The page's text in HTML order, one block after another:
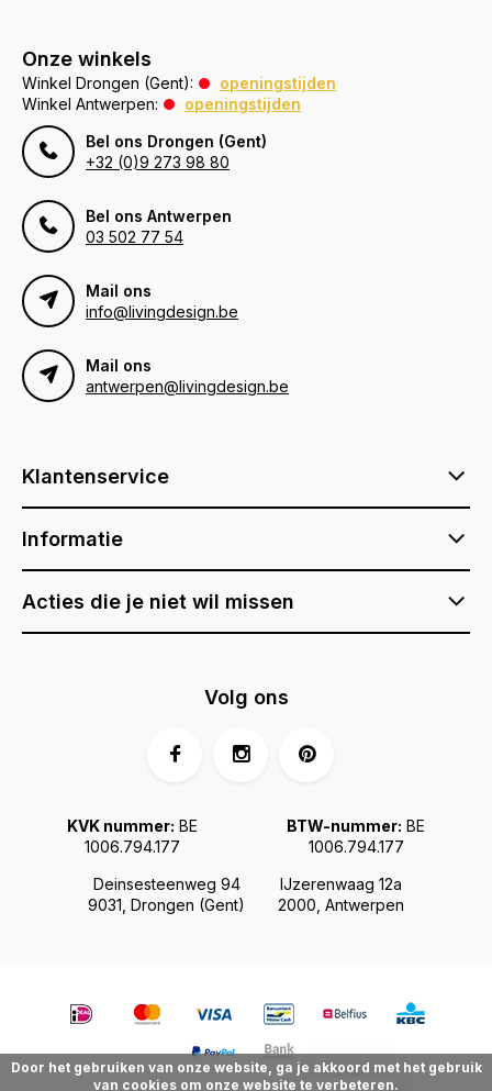
Onze winkels
Winkel Drongen (Gent):
openingstijden
Winkel Antwerpen:
openingstijden
Bel ons Drongen (Gent)
+32 (0)9 273 98 80
Bel ons Antwerpen
03 502 77 54
Mail ons
info@livingdesign.be
Mail ons
antwerpen@livingdesign.be
Klantenservice
Informatie
Acties die je niet wil missen
Deinsesteenweg 94
9031, Drongen (Gent)
IJzerenwaag 12a
2000, Antwerpen
KVK nummer: BE
1006.794.177
BTW-nummer: BE
1006.794.177
Volg ons
Door het gebruiken van onze website, ga je akkoord met het gebruik
van cookies om onze website te verbeteren.